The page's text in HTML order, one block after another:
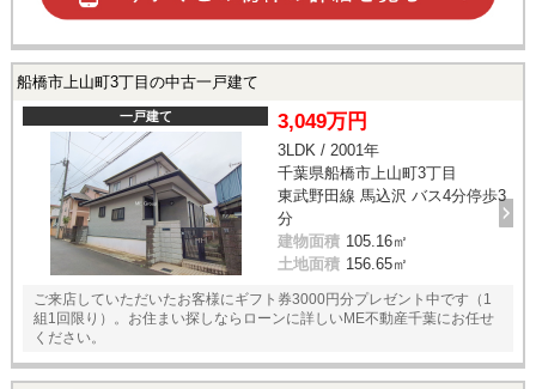
船橋市上山町3丁目の中古一戸建て
一戸建て 3,049万円
3LDK / 2001年
千葉県船橋市上山町3丁目
東武野田線 馬込沢 バス4分停歩3
分
建物面積 105.16㎡
土地面積 156.65㎡
ご来店していただいたお客様にギフト券3000円分プレゼント中です（1
組1回限り）。お住まい探しならローンに詳しいME不動産千葉にお任せ
ください。